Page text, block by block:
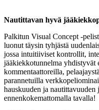
Nautittavan hyvä
Palkitun Visual Concept -
luonut täysin tyhjästä
jossa intuitiiviset kontrollit,
jääkiekkotunnelma yhdistyvät
kommentaattoreilla,
parannetuilla
hauskuuden ja nautittavuuden
ennenkokemattomalla tavalla!